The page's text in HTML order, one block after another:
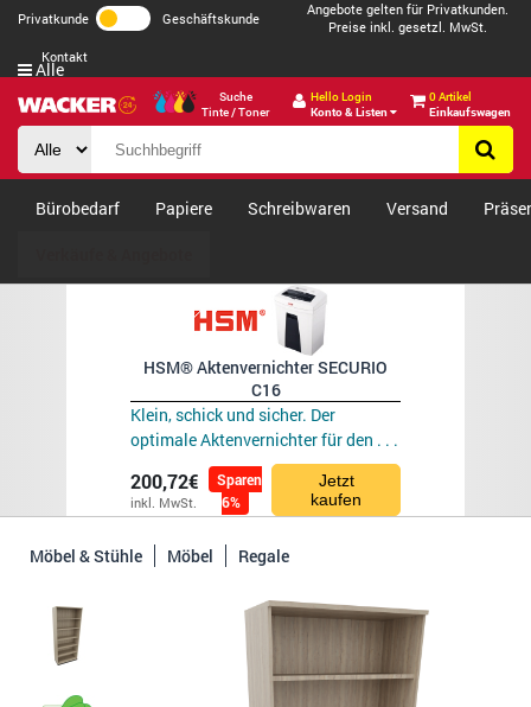
Privatkunde Geschäftskunde
Angebote gelten für Privatkunden.
Preise inkl. gesetzl. MwSt.
Kontakt
Suche
Tinte / Toner
Hello Login
Konto & Listen
0 Artikel
Einkaufswagen
Alle
Bürobedarf Papiere Schreibwaren Versand
HSM® Aktenvernichter SECURIO
C16
Klein, schick und sicher. Der
optimale Aktenvernichter für den . . .
200,72€
inkl. MwSt.
Sparen
6%
Jetzt
kaufen
Möbel & Stühle Möbel Regale